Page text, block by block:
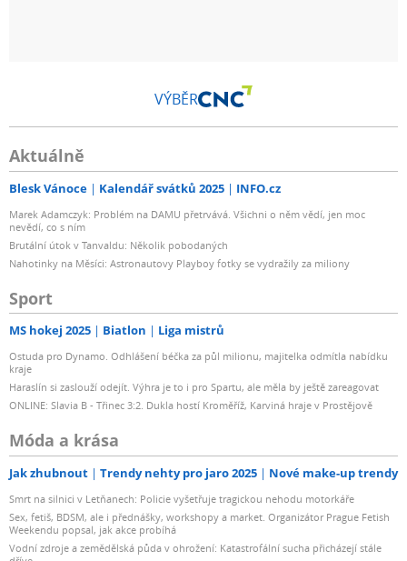
VÝBĚR
Aktuálně
Blesk Vánoce Kalendář svátků 2025 INFO.cz
Marek Adamczyk: Problém na DAMU přetrvává. Všichni o něm vědí, jen moc
nevědí, co s ním
Brutální útok v Tanvaldu: Několik pobodaných
Nahotinky na Měsíci: Astronautovy Playboy fotky se vydražily za miliony
Sport
MS hokej 2025 Biatlon Liga mistrů
Ostuda pro Dynamo. Odhlášení béčka za půl milionu, majitelka odmítla nabídku
kraje
Haraslín si zaslouží odejít. Výhra je to i pro Spartu, ale měla by ještě zareagovat
ONLINE: Slavia B - Třinec 3:2. Dukla hostí Kroměříž, Karviná hraje v Prostějově
Móda a krása
Jak zhubnout Trendy nehty pro jaro 2025 Nové make-up trendy
Smrt na silnici v Letňanech: Policie vyšetřuje tragickou nehodu motorkáře
Sex, fetiš, BDSM, ale i přednášky, workshopy a market. Organizátor Prague Fetish
Weekendu popsal, jak akce probíhá
Vodní zdroje a zemědělská půda v ohrožení: Katastrofální sucha přicházejí stále